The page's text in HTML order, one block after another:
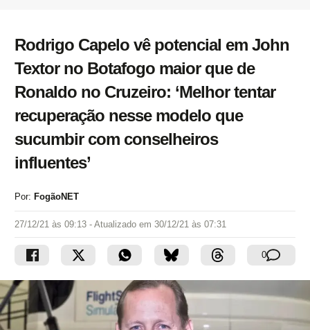
Rodrigo Capelo vê potencial em John
Textor no Botafogo maior que de
Ronaldo no Cruzeiro: ‘Melhor tentar
recuperação nesse modelo que
sucumbir com conselheiros
influentes’
Por: FogãoNET
27/12/21 às 09:13 - Atualizado em 30/12/21 às 07:31
0